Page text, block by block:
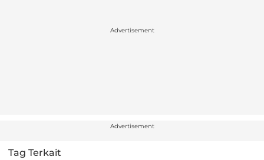
Advertisement
Advertisement
Tag Terkait